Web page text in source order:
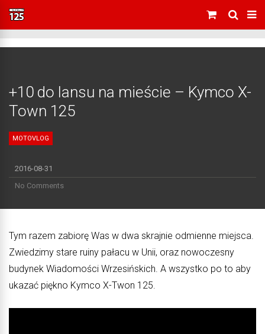
+10 do lansu na mieście – Kymco X-
Town 125
MOTOVLOG
2016-08-31
No Comments
Tym razem zabiorę Was w dwa skrajnie odmienne miejsca.
Zwiedzimy stare ruiny pałacu w Unii, oraz nowoczesny
budynek Wiadomości Wrzesińskich. A wszystko po to aby
ukazać piękno Kymco X-Twon 125.